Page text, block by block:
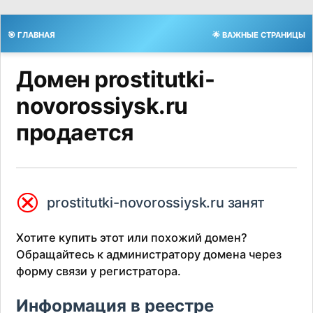
🎯 ГЛАВНАЯ 🌟 ВАЖНЫЕ СТРАНИЦЫ
Домен prostitutki-
novorossiysk.ru
продается
⮿ prostitutki-novorossiysk.ru занят
Хотите купить этот или похожий домен?
Обращайтесь к администратору домена через
форму связи у регистратора.
Информация в реестре